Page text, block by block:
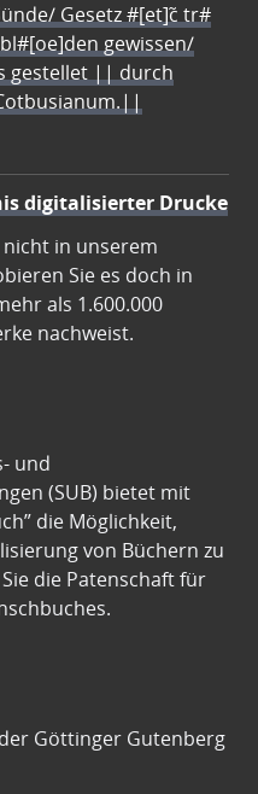
Gesetz #[et]c̃ tr#
gewissen/
gestellet || durch
digitalisierter Drucke
in unserem
Sie es doch in
als 1.600.000
nachweist.
und
(SUB) bietet mit
die Möglichkeit,
von Büchern zu
die Patenschaft für
Göttinger Gutenberg